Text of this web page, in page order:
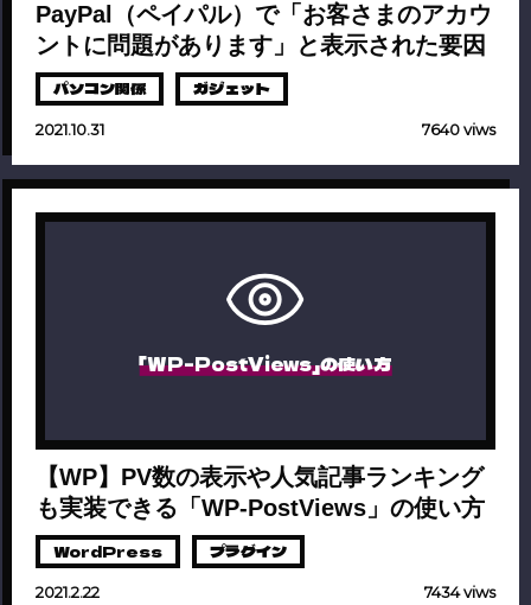
PayPal（ペイパル）で「お客さまのアカウ
ントに問題があります」と表示された要因
パソコン関係 ガジェット
2021.10.31 7640 viws
「WP-PostViews」の使い方
【WP】PV数の表示や人気記事ランキング
も実装できる「WP-PostViews」の使い方
WordPress プラグイン
2021.2.22 7434 viws